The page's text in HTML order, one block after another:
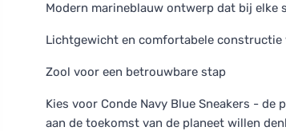
Modern marineblauw ontwerp dat bij elke
Lichtgewicht en comfortabele constructie
Zool voor een betrouwbare stap
Kies voor Conde Navy Blue Sneakers -
aan de toekomst van de planeet willen